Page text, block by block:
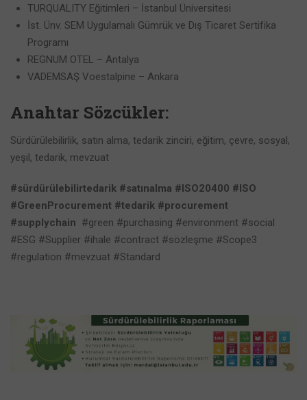
TURQUALITY Eğitimleri – İstanbul Üniversitesi
İst. Ünv. SEM Uygulamalı Gümrük ve Dış Ticaret Sertifika
Programı
REGNUM OTEL – Antalya
VADEMSAŞ Voestalpine – Ankara
Anahtar Sözcükler:
Sürdürülebilirlik, satın alma, tedarik zinciri, eğitim, çevre, sosyal,
yeşil, tedarik, mevzuat
#sürdürülebilirtedarik #satınalma #ISO20400 #ISO
#GreenProcurement #tedarik #procurement
#supplychain #green #purchasing #environment #social
#ESG #Supplier #ihale #contract #sözleşme #Scope3
#regulation #mevzuat #Standard